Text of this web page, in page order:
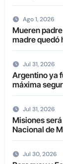
Ago 1, 2026
Mueren
madre quedó
Jul 31, 2026
Argentino ya
máxima
Jul 31, 2026
Misiones
Nacional de
2027
Jul 30, 2026